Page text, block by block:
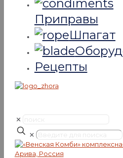
Приправы
Шпагат
Рецепты
✕
✕